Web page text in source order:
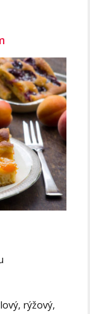
rýžový,